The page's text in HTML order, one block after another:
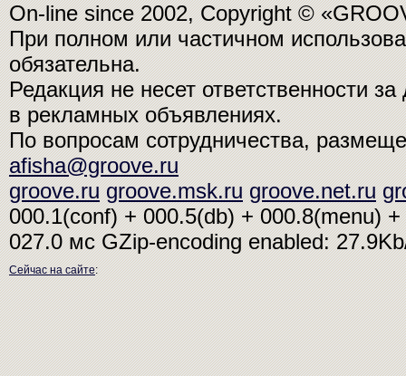
On-line since 2002, Copyright ©
При полном или частичном
обязательна.
Редакция не несет ответственности
в рекламных объявлениях.
По вопросам сотрудничества,
afisha@groove.ru
groove.ru groove.msk.ru groove.net.ru
000.1(conf) + 000.5(db) + 000.8(menu)
027.0 мсGZip-encoding enabled:
Сейчас на сайте: